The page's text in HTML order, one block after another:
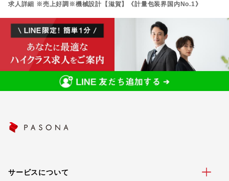
求人詳細 ※売上好調※機械設計【滋賀】《計量包装界国内No.1》
サービスについて